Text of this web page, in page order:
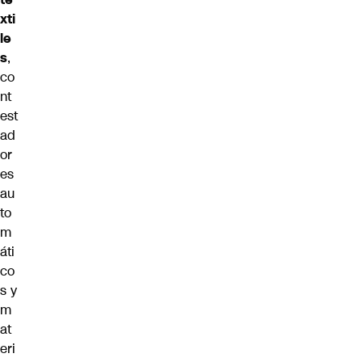
xti
le
s,
co
nt
est
ad
or
es
au
to
m
áti
co
s y
m
at
eri